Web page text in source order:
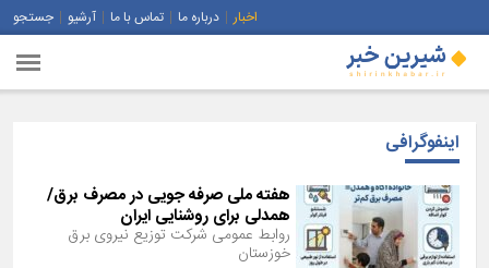
اخبار درباره ما تماس با ما آرشیو جستجو
اینفوگرافی
هفته ملی صرفه جویی در مصرف برق/
همدلی برای روشنایی ایران
روابط عمومی شرکت توزیع نیروی برق
خوزستان